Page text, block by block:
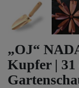
„OJ“
Kupfer | 31